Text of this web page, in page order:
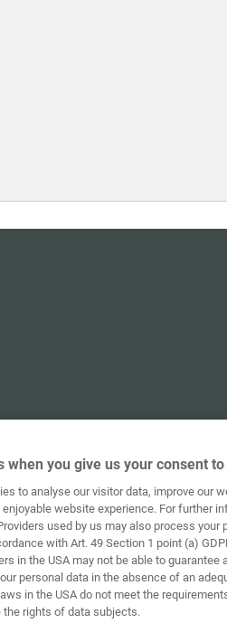
when you give us your consent to
to analyse our visitor data, improve our
enjoyable website experience. For further
used by us may also process your
with Art. 49 Section 1 point (a)
in the USA may not be able to
personal data in the absence of an
in the USA do not meet the
rights of data subjects.